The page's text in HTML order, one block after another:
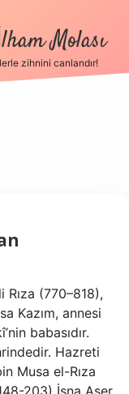
Molası
zihnini canlandır!
Rıza (770–818),
Kazım, annesi
babasıdır.
Hazreti
Musa el-Rıza